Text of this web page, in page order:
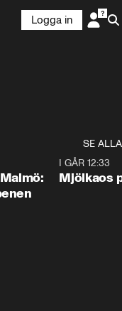
Logga in
SE ALLA
I GÅR 12:33
Mjölkaos